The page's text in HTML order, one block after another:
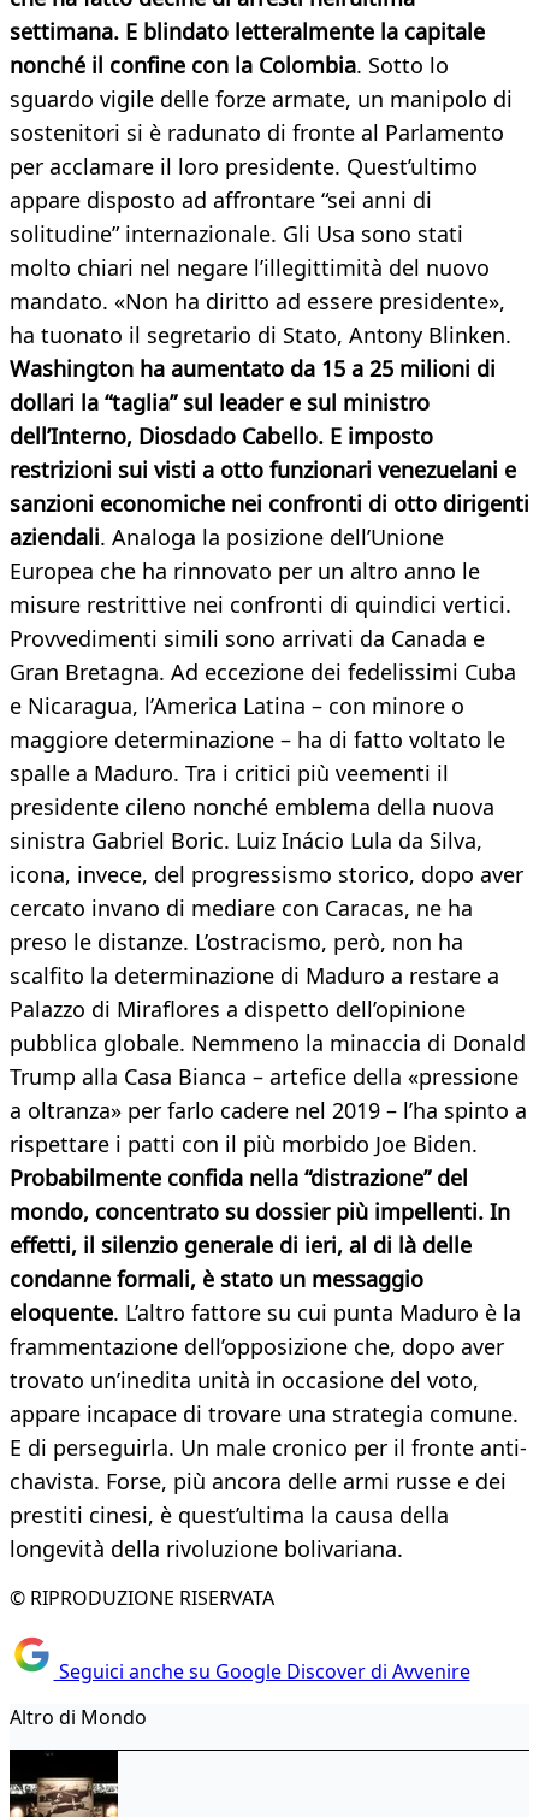
settimana. E blindato letteralmente la capitale
nonché il confine con la Colombia. Sotto lo
sguardo vigile delle forze armate, un manipolo di
sostenitori si è radunato di fronte al Parlamento
per acclamare il loro presidente. Quest’ultimo
appare disposto ad affrontare “sei anni di
solitudine” internazionale. Gli Usa sono stati
molto chiari nel negare l’illegittimità del nuovo
mandato. «Non ha diritto ad essere presidente»,
ha tuonato il segretario di Stato, Antony Blinken.
Washington ha aumentato da 15 a 25 milioni di
dollari la “taglia” sul leader e sul ministro
dell’Interno, Diosdado Cabello. E imposto
restrizioni sui visti a otto funzionari venezuelani e
sanzioni economiche nei confronti di otto dirigenti
aziendali. Analoga la posizione dell’Unione
Europea che ha rinnovato per un altro anno le
misure restrittive nei confronti di quindici vertici.
Provvedimenti simili sono arrivati da Canada e
Gran Bretagna. Ad eccezione dei fedelissimi Cuba
e Nicaragua, l’America Latina – con minore o
maggiore determinazione – ha di fatto voltato le
spalle a Maduro. Tra i critici più veementi il
presidente cileno nonché emblema della nuova
sinistra Gabriel Boric. Luiz Inácio Lula da Silva,
icona, invece, del progressismo storico, dopo aver
cercato invano di mediare con Caracas, ne ha
preso le distanze. L’ostracismo, però, non ha
scalfito la determinazione di Maduro a restare a
Palazzo di Miraflores a dispetto dell’opinione
pubblica globale. Nemmeno la minaccia di Donald
Trump alla Casa Bianca – artefice della «pressione
a oltranza» per farlo cadere nel 2019 – l’ha spinto a
rispettare i patti con il più morbido Joe Biden.
Probabilmente confida nella “distrazione” del
mondo, concentrato su dossier più impellenti. In
effetti, il silenzio generale di ieri, al di là delle
condanne formali, è stato un messaggio
eloquente. L’altro fattore su cui punta Maduro è la
frammentazione dell’opposizione che, dopo aver
trovato un’inedita unità in occasione del voto,
appare incapace di trovare una strategia comune.
E di perseguirla. Un male cronico per il fronte anti-
chavista. Forse, più ancora delle armi russe e dei
prestiti cinesi, è quest’ultima la causa della
longevità della rivoluzione bolivariana.
© RIPRODUZIONE RISERVATA
Seguici anche su Google Discover di Avvenire
Altro di Mondo